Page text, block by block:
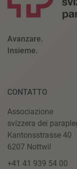
Avanzare.
Insieme.
CONTATTO
Associazione
svizzera dei
Kantonsstrasse 40
6207 Nottwil
+41 41 939 54 00